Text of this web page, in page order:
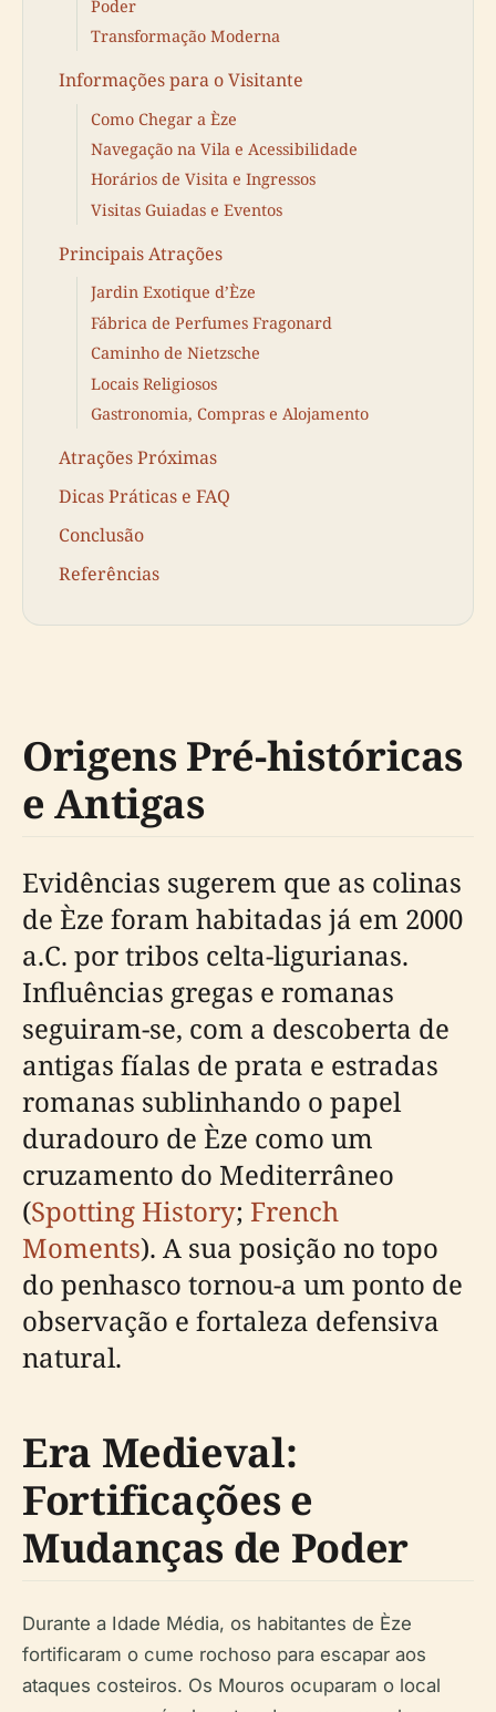
Poder
Transformação Moderna
Informações para o Visitante
Como Chegar a Èze
Navegação na Vila e Acessibilidade
Horários de Visita e Ingressos
Visitas Guiadas e Eventos
Principais Atrações
Jardin Exotique d’Èze
Fábrica de Perfumes Fragonard
Caminho de Nietzsche
Locais Religiosos
Gastronomia, Compras e Alojamento
Atrações Próximas
Dicas Práticas e FAQ
Conclusão
Referências
Origens Pré-históricas
e Antigas
Evidências sugerem que as colinas
de Èze foram habitadas já em 2000
a.C. por tribos celta-ligurianas.
Influências gregas e romanas
seguiram-se, com a descoberta de
antigas fíalas de prata e estradas
romanas sublinhando o papel
duradouro de Èze como um
cruzamento do Mediterrâneo
(Spotting History; French
Moments). A sua posição no topo
do penhasco tornou-a um ponto de
observação e fortaleza defensiva
natural.
Era Medieval:
Fortificações e
Mudanças de Poder
Durante a Idade Média, os habitantes de Èze
fortificaram o cume rochoso para escapar aos
ataques costeiros. Os Mouros ocuparam o local